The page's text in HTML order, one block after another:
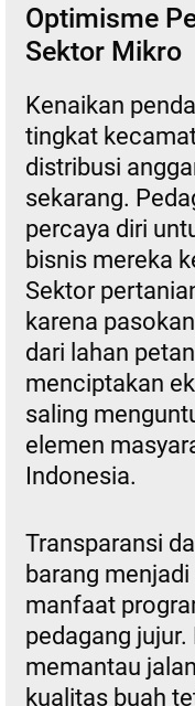
Optimisme
Sektor Mikro
Kenaikan
tingkat
distribusi
sekarang.
percaya diri
bisnis mereka
Sektor
karena
dari lahan
menciptakan
saling
elemen
Indonesia.
Transparansi
barang
manfaat
pedagang
memantau
kualitas buah